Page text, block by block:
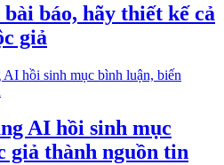
báo, hãy thiết kế cả
giả
AI hồi sinh mục
giả thành nguồn tin